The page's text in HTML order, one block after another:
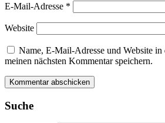
E-Mail-Adresse *
Website
Name, E-Mail-Adresse und Website
meinen nächsten Kommentar speichern.
Suche